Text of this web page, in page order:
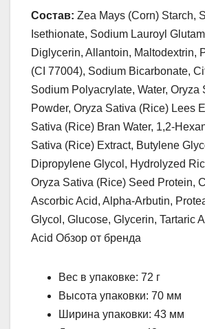
Состав: Zea Mays (Corn) Starch,
Isethionate, Sodium Lauroyl
Diglycerin, Allantoin, Maltodextrin,
(CI 77004), Sodium Bicarbonate,
Sodium Polyacrylate, Water, Oryza
Powder, Oryza Sativa (Rice) Lees
Sativa (Rice) Bran Water, 1,2-
Sativa (Rice) Extract, Butylene
Dipropylene Glycol, Hydrolyzed
Oryza Sativa (Rice) Seed Protein,
Ascorbic Acid, Alpha-Arbutin,
Glycol, Glucose, Glycerin, Tartaric
Acid Обзор от бренда
Вес в упаковке: 72 г
Высота упаковки: 70 мм
Ширина упаковки: 43 мм